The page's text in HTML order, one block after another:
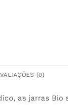
(0)
as jarras Bio